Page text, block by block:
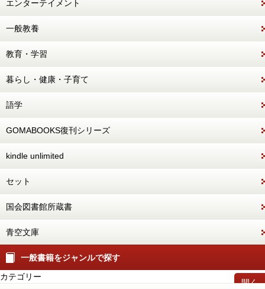
エンターテイメント
一般教養
教育・学習
暮らし・健康・子育て
語学
GOMABOOKS復刊シリーズ
kindle unlimited
セット
国会図書館所蔵書
青空文庫
一般書籍をジャンルで探す
開く
カテゴリー